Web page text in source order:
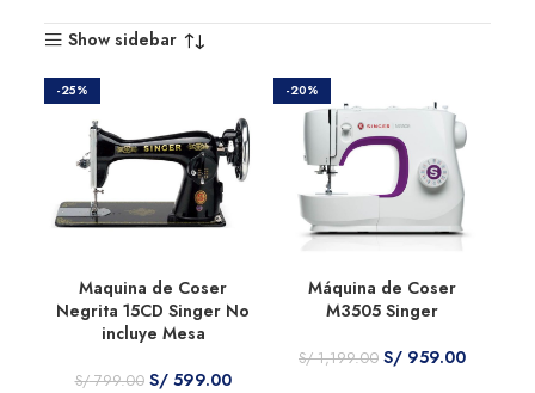
Show sidebar
-25%
Maquina de Coser
Negrita 15CD Singer No
incluye Mesa
S/799.00 S/599.00
-20%
Máquina de Coser
M3505 Singer
S/1,199.00 S/959.00